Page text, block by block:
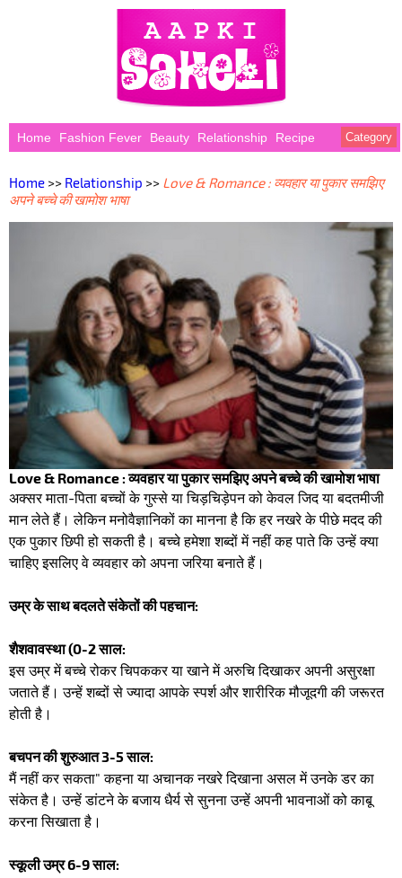
Home Fashion Fever Beauty Relationship Recipe Category
Home >> Relationship >> Love & Romance : व्यवहार या पुकार समझिए
अपने बच्चे की खामोश भाषा
Love & Romance : व्यवहार या पुकार समझिए अपने बच्चे की खामोश भाषा
अक्सर माता-पिता बच्चों के गुस्से या चिड़चिड़ेपन को केवल जिद या बदतमीजी
मान लेते हैं। लेकिन मनोवैज्ञानिकों का मानना है कि हर नखरे के पीछे मदद की
एक पुकार छिपी हो सकती है। बच्चे हमेशा शब्दों में नहीं कह पाते कि उन्हें क्या
चाहिए इसलिए वे व्यवहार को अपना जरिया बनाते हैं।
उम्र के साथ बदलते संकेतों की पहचान:
शैशवावस्था (0-2 साल:
इस उम्र में बच्चे रोकर चिपककर या खाने में अरुचि दिखाकर अपनी असुरक्षा
जताते हैं। उन्हें शब्दों से ज्यादा आपके स्पर्श और शारीरिक मौजूदगी की जरूरत
होती है।
बचपन की शुरुआत 3-5 साल:
मैं नहीं कर सकता" कहना या अचानक नखरे दिखाना असल में उनके डर का
संकेत है। उन्हें डांटने के बजाय धैर्य से सुनना उन्हें अपनी भावनाओं को काबू
करना सिखाता है।
स्कूली उम्र 6-9 साल: